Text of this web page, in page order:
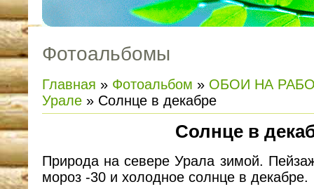
Фотоальбомы
Главная » Фотоальбом » ОБОИ НА
Урале » Солнце в декабре
Солнце в
Природа на севере Урала зимой.
мороз -30 и холодное солнце в декабре.